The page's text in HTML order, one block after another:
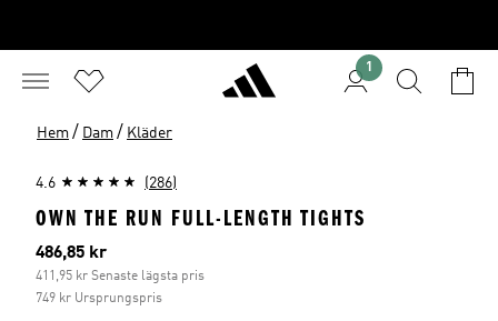
1
Hem / Dam / Kläder
4.6 (286)
OWN THE RUN FULL-LENGTH TIGHTS
Aktuellt pris
486,85 kr
411,95 kr Senaste lägsta pris
749 kr Ursprungspris